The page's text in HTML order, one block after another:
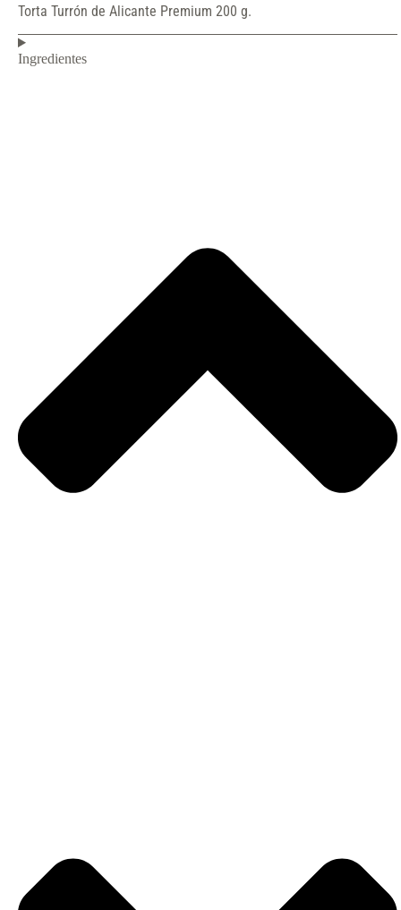
Torta Turrón de Alicante Premium 200 g.
Ingredientes